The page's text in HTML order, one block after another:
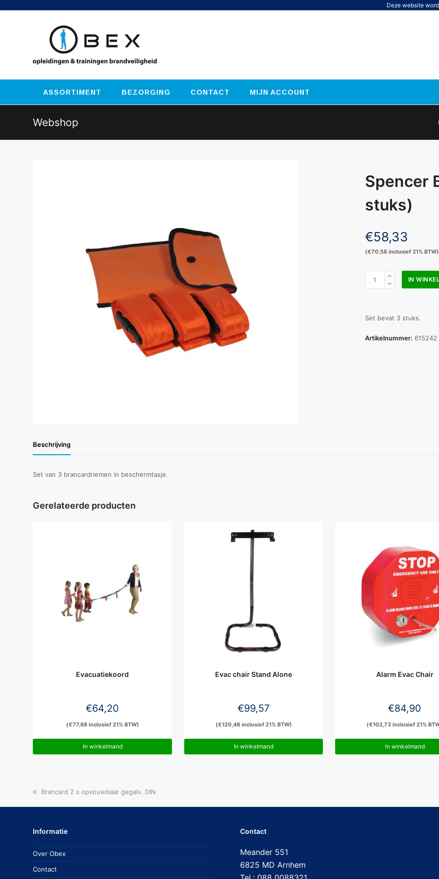
Deze website
ASSORTIMENT BEZORGING CONTACT MIJN ACCOUNT
Webshop
Spencer
stuks)
€58,33
(€70,58inclusief 21% BTW)
Spencer
Brancardstraps
stuks)
IN
Set bevat 3 stuks.
Artikelnummer: 615242
Beschrijving
Set van 3 brancardriemen in beschermtasje.
Gerelateerde producten
Evacuatiekoord
€64,20
(€77,68inclusief 21% BTW)
In winkelmand
Evac chair Stand Alone
€99,57
(€120,48inclusief 21% BTW)
In winkelmand
Alarm Evac Chair
€84,90
(€102,73 inclusief 21%
In winkelmand
previous
Brancard 2 x opvouwbaar gegalv. DIN
Informatie
Over Obex
Contact
Contact
Meander 551
6825 MD Arnhem